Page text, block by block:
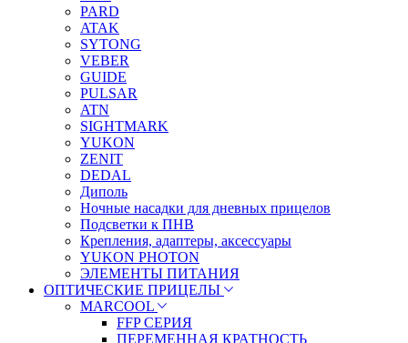
PARD
ATAK
SYTONG
VEBER
GUIDE
PULSAR
ATN
SIGHTMARK
YUKON
ZENIT
DEDAL
Диполь
Ночные насадки для дневных прицелов
Подсветки к ПНВ
Крепления, адаптеры, аксессуары
YUKON PHOTON
ЭЛЕМЕНТЫ ПИТАНИЯ
ОПТИЧЕСКИЕ ПРИЦЕЛЫ
MARCOOL
FFP СЕРИЯ
ПЕРЕМЕННАЯ КРАТНОСТЬ